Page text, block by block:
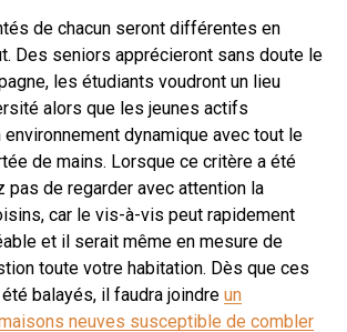
de chacun seront différentes en
Des seniors apprécieront sans doute le
les étudiants voudront un lieu
alors que les jeunes actifs
environnement dynamique avec tout le
de mains. Lorsque ce critère a été
pas de regarder avec attention la
car le vis-à-vis peut rapidement
et il serait même en mesure de
toute votre habitation. Dès que ces
balayés, il faudra joindre un
neuves susceptible de combler